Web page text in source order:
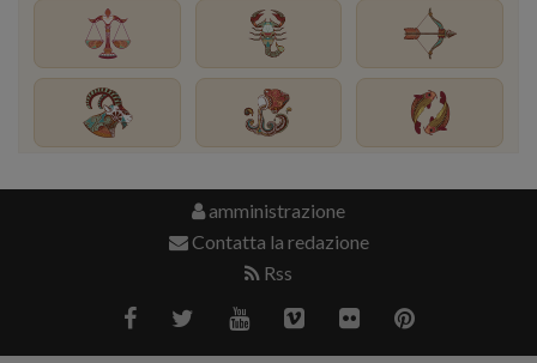
amministrazione
Contatta la redazione
Rss